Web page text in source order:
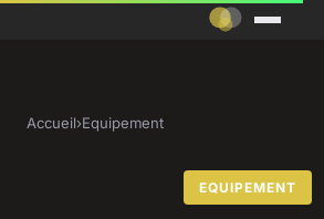
Accueil›Equipement
EQUIPEMENT